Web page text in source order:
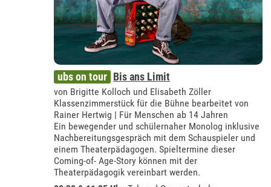
ubs on tour Bis ans Limit
von Brigitte Kolloch und Elisabeth Zöller
Klassenzimmerstück für die Bühne bearbeitet von
Rainer Hertwig | Für Menschen ab 14 Jahren
Ein bewegender und schülernaher Monolog inklusive
Nachbereitungsgespräch mit dem Schauspieler und
einem Theaterpädagogen. Spieltermine dieser
Coming-of- Age-Story können mit der
Theaterpädagogik vereinbart werden.